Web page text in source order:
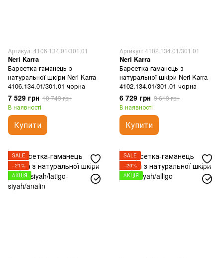
Артикул: 4106.134.01/301.01
Neri Karra
Барсетка-гаманець з
натуральної шкіри Neri Karra
4106.134.01/301.01 чорна
7 529 грн 10 749 грн
В наявності
Купити
Артикул: 4102.134.01/301.01
Neri Karra
Барсетка-гаманець з
натуральної шкіри Neri Karra
4102.134.01/301.01 чорна
6 729 грн 9 619 грн
В наявності
Купити
SALE
−21%
АКЦІЯ
SALE
−20%
АКЦІЯ